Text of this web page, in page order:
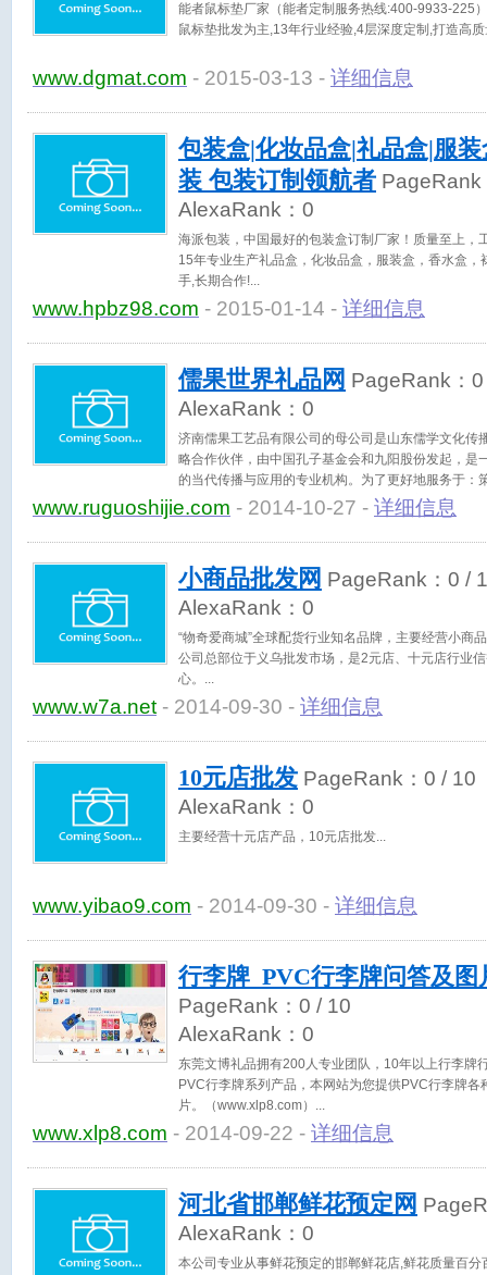
能者鼠标垫厂家（能者定制服务热线:400-9933-225
鼠标垫批发为主,13年行业经验,4层深度定制,打造高
www.dgmat.com - 2015-03-13 - 详细信息
包装盒|化妆品盒|礼品盒|服
装 包装订制领航者 PageRank
AlexaRank： 0
海派包装，中国最好的包装盒订制厂家！质量至上，
15年专业生产礼品盒，化妆品盒，服装盒，香水盒
手,长期合作!
www.hpbz98.com - 2015-01-14 - 详细信息
儒果世界礼品网 PageRank： 0
AlexaRank： 0
济南儒果工艺品有限公司的母公司是山东儒学文化传
略合作伙伴，由中国孔子基金会和九阳股份发起，是
的当代传播与应用的专业机构。为了更好地服务于：
编辑与运营；文化礼品开发与营销；国学新媒体等，
工艺品有限公司。 部分服务案例： 1：建设银
施。 2：山东省立医院“医患论语”普及工程策划
学大讲堂”组织实施。 4：系列“国学社区”策划
制（“太极和合”儒家玉青瓷茶具、礼品装中英文《
行线装《论语意解》
www.ruguoshijie.com - 2014-10-27 - 详细信息
小商品批发网 PageRank： 0 /
AlexaRank： 0
“物奇爱商城”全球配货行业知名品牌，主要经营小商
公司总部位于义乌批发市场，是2元店、十元店行业
心。
www.w7a.net- 2014-09-30 - 详细信息
10元店批发 PageRank： 0 / 10
AlexaRank： 0
主要经营十元店产品，10元店批发
www.yibao9.com - 2014-09-30 - 详细信息
行李牌_PVC行李牌问答及图
PageRank： 0 / 10
AlexaRank： 0
东莞文博礼品拥有200人专业团队，10年以上行李牌
PVC行李牌系列产品，本网站为您提供PVC行李牌
片。（www.xlp8.com）
www.xlp8.com - 2014-09-22 - 详细信息
河北省邯郸鲜花预定网
AlexaRank： 0
本公司专业从事鲜花预定的邯郸鲜花店,鲜花质量百